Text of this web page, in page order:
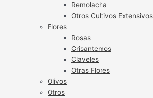
Remolacha
Otros Cultivos Extensivos
Flores
Rosas
Crisantemos
Claveles
Otras Flores
Olivos
Otros